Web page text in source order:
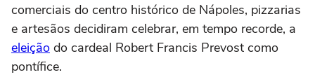
comerciais do centro histórico de Nápoles, pizzarias
e artesãos decidiram celebrar, em tempo recorde, a
eleição do cardeal Robert Francis Prevost como
pontífice.